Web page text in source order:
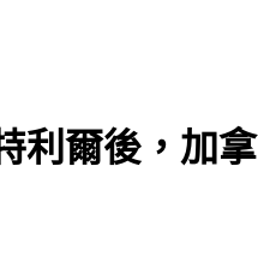
利爾後，加拿